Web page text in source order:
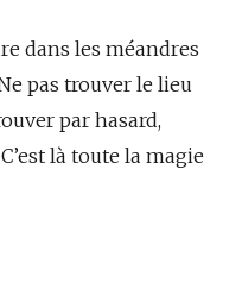
dans les méandres
pas trouver le lieu
par hasard,
là toute la magie